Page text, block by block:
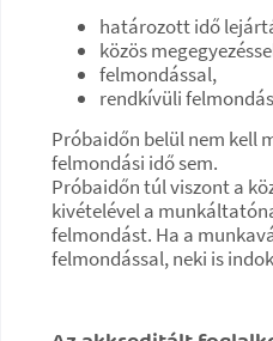
határozott idő
közös
felmondással,
rendkívüli
Próbaidőn belül nem kell
felmondási idő sem.
Próbaidőn túl viszont a
kivételével a
felmondást. Ha a
felmondással, neki is